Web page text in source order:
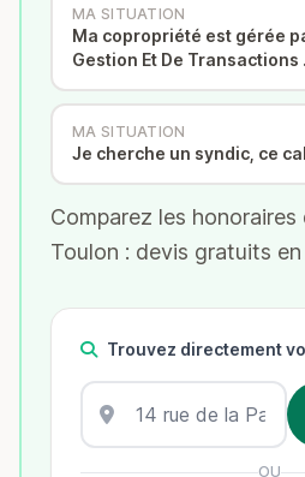
MA SITUATION
Ma copropriété est gérée
Gestion Et De Transactions
MA SITUATION
Je cherche un syndic, ce
Comparez les
Toulon : devis gratuits
Trouvez directement
OU